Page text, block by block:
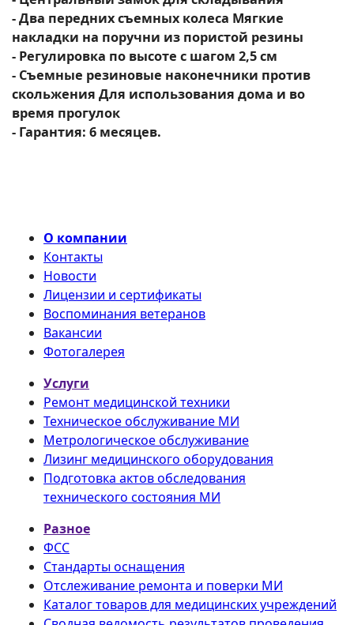
- Два передних съемных колеса Мягкие
накладки на поручни из пористой резины
- Регулировка по высоте с шагом 2,5 см
- Съемные резиновые наконечники против
скольжения Для использования дома и во
время прогулок
- Гарантия: 6 месяцев.
О компании
Контакты
Новости
Лицензии и сертификаты
Воспоминания ветеранов
Вакансии
Фотогалерея
Услуги
Ремонт медицинской техники
Техническое обслуживание МИ
Метрологическое обслуживание
Лизинг медицинского оборудования
Подготовка актов обследования
технического состояния МИ
Разное
ФСС
Стандарты оснащения
Отслеживание ремонта и поверки МИ
Каталог товаров для медицинских учреждений